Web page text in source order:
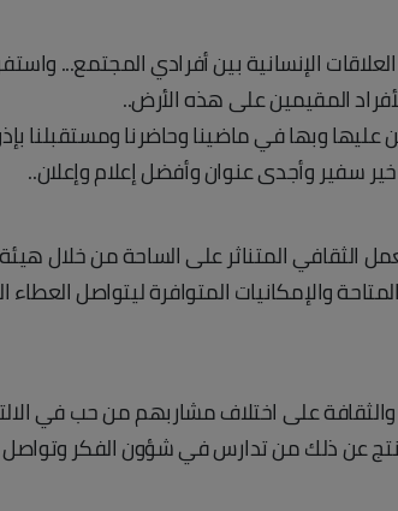
الإنسانية بين أفرادي المجتمع...
المقيمين على هذه الأرض..
وبها في ماضينا وحاضرنا ومستقبلنا بإذن
خير سفير وأجدى عنوان وأفضل إعلام وإعلان..
الثقافي المتناثر على الساحة من خلال
والإمكانيات المتوافرة ليتواصل
على اختلاف مشاربهم من حب في
ينتج عن ذلك من تدارس في شؤون الفكر